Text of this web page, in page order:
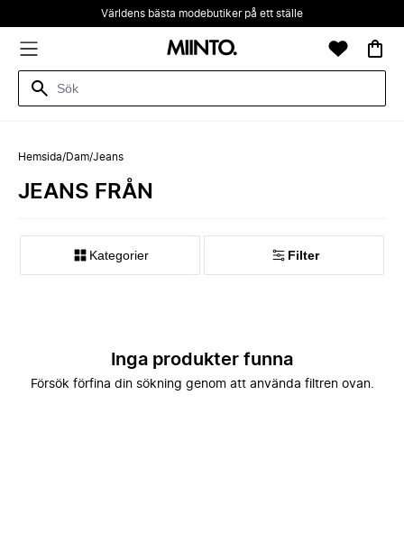
Världens bästa modebutiker på ett ställe
Hemsida/Dam/Jeans
JEANS FRÅN
Kategorier Filter
Inga produkter funna
Försök förfina din sökning genom att använda filtren ovan.